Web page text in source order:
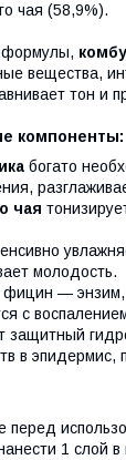
чая (58,9%).
формулы,
вещества,
тон и
компоненты:
богато
чая
молодость.
— энзим,
с
защитный
в эпидермис,
перед
1 слой